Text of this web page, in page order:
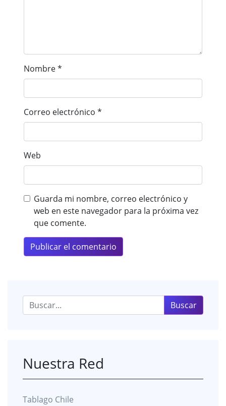
Nombre*
Correo electrónico *
Web
Guarda mi nombre, correo electrónico y
web en este navegador para la próxima vez
que comente.
Buscar:
Nuestra Red
Tablago Chile